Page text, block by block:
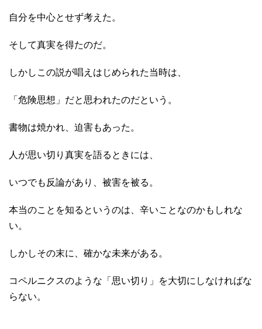
自分を中心とせず考えた。
そして真実を得たのだ。
しかしこの説が唱えはじめられた当時は、
「危険思想」だと思われたのだという。
書物は焼かれ、迫害もあった。
人が思い切り真実を語るときには、
いつでも反論があり、被害を被る。
本当のことを知るというのは、辛いことなのかもしれな
い。
しかしその末に、確かな未来がある。
コペルニクスのような「思い切り」を大切にしなければな
らない。